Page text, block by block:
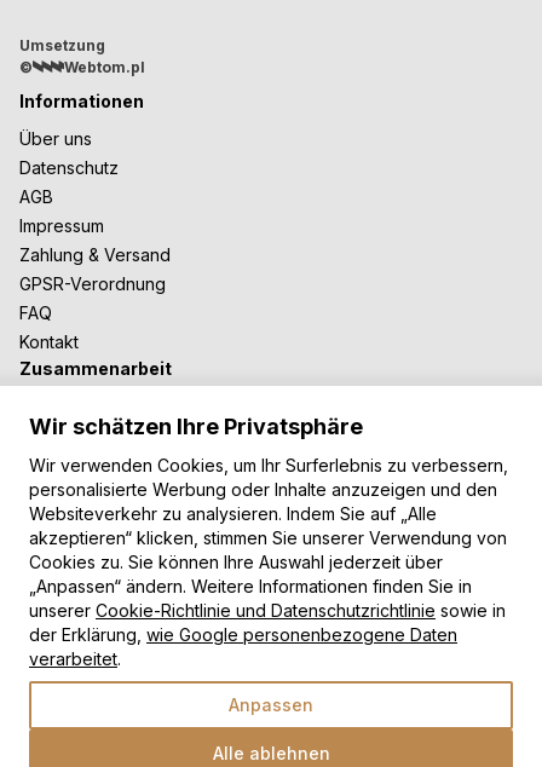
Umsetzung
©
Webtom.pl
Informationen
Über uns
Datenschutz
AGB
Impressum
Zahlung & Versand
GPSR-Verordnung
FAQ
Kontakt
Zusammenarbeit
B2B-Zusammenarbeit
Unsere Teppiche
Moderne Teppiche
Vintage Teppiche
Shaggy Teppiche
Kinderteppiche
Zahlungsarten
Wir schätzen Ihre Privatsphäre
Wir verwenden Cookies, um Ihr Surferlebnis zu verbessern,
personalisierte Werbung oder Inhalte anzuzeigen und den
Websiteverkehr zu analysieren. Indem Sie auf „Alle
akzeptieren“ klicken, stimmen Sie unserer Verwendung von
Cookies zu. Sie können Ihre Auswahl jederzeit über
„Anpassen“ ändern. Weitere Informationen finden Sie in
unserer Cookie-Richtlinie und Datenschutzrichtlinie sowie in
der Erklärung, wie Google personenbezogene Daten
verarbeitet.
Anpassen
Alle ablehnen